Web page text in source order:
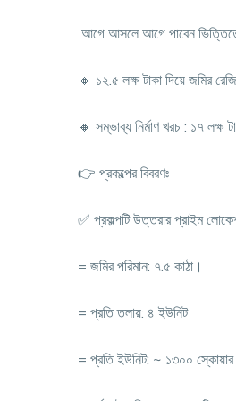
আগে আসলে আগে পাবেন ভিত্তিতে
🔸 ১২.৫ লক্ষ টাকা দিয়ে জমির
🔸 সম্ভাব্য নির্মাণ খরচ : ১৭ লক্ষ
👉 প্রকল্পের বিবরণঃ
✅ প্রকল্পটি উত্তরার প্রাইম
= জমির পরিমান: ৭.৫ কাঠা।
= প্রতি তলায়: ৪ ইউনিট
= প্রতি ইউনিট: ~ ১৩০০